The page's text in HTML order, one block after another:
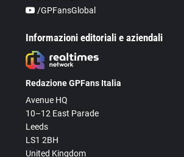
/GPFansGlobal
Informazioni editoriali e aziendali
Redazione GPFans Italia
Avenue HQ
10–12 East Parade
Leeds
LS1 2BH
United Kingdom